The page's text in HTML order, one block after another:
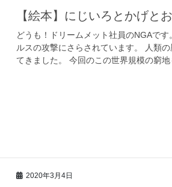
【絵本】にじいろとかげと
どうも！ドリームメット社員のNGAで
ルスの攻撃にさらされています。 人類
てきました。 今回のこの世界規模の窮
2020年3月4日